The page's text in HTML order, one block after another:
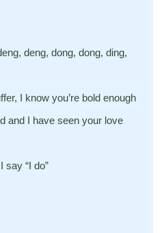
deng, dong, dong, ding,
I know you’re bold enough
and I have seen your love
say “I do”